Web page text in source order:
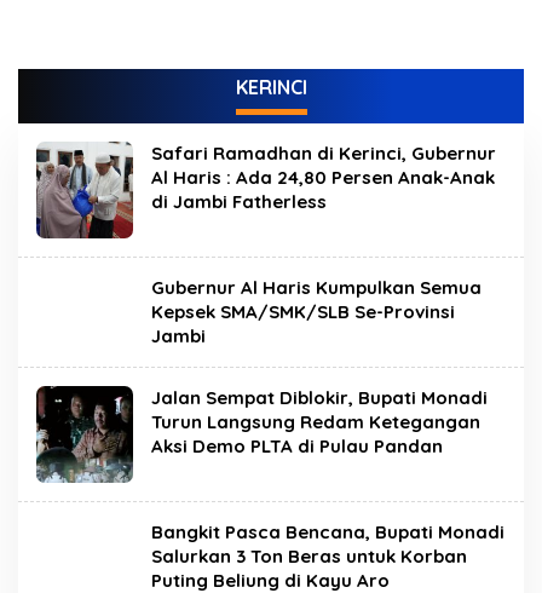
KERINCI
Safari Ramadhan di Kerinci, Gubernur
Al Haris : Ada 24,80 Persen Anak-Anak
di Jambi Fatherless
Gubernur Al Haris Kumpulkan Semua
Kepsek SMA/SMK/SLB Se-Provinsi
Jambi
Jalan Sempat Diblokir, Bupati Monadi
Turun Langsung Redam Ketegangan
Aksi Demo PLTA di Pulau Pandan
Bangkit Pasca Bencana, Bupati Monadi
Salurkan 3 Ton Beras untuk Korban
Puting Beliung di Kayu Aro